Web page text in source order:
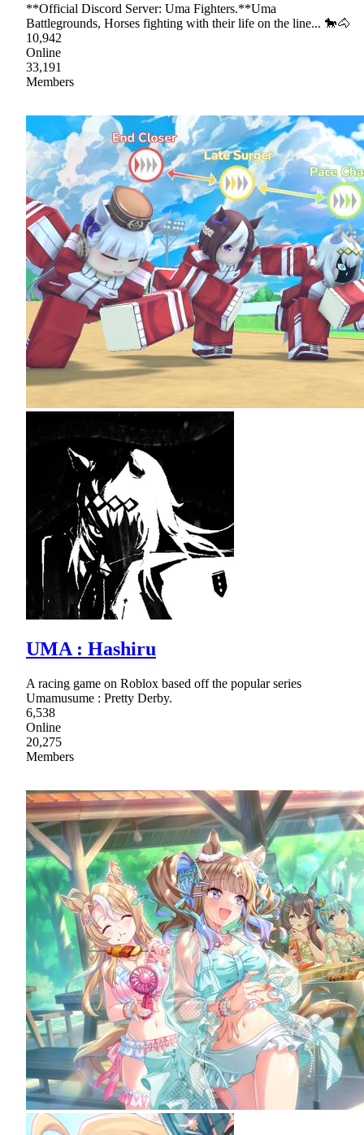
**Official Discord Server: Uma Fighters.**Uma
Battlegrounds, Horses fighting with their life on the line... 🐎🐴
10,942
Online
33,191
Members
UMA : Hashiru
A racing game on Roblox based off the popular series
Umamusume : Pretty Derby.
6,538
Online
20,275
Members